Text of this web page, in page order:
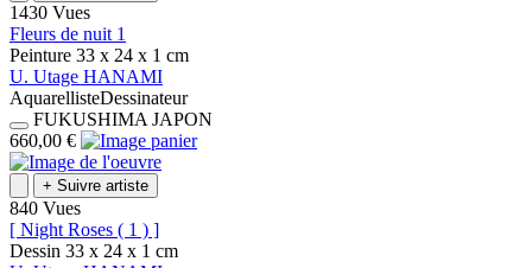
1430 Vues
Fleurs de nuit 1
Peinture 33 x 24 x 1 cm
U. Utage HANAMI
AquarellisteDessinateur
FUKUSHIMA JAPON
660,00 €
+ Suivre artiste
840 Vues
[ Night Roses ( 1 ) ]
Dessin 33 x 24 x 1 cm